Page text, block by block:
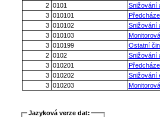
2 0101
Snižování
3 010101
3 010102
Snižování
3 010103
3 010199
Ostatní
2 0102
Snižování
3 010201
3 010202
Snižování
3 010203
Jazyková verze dat: